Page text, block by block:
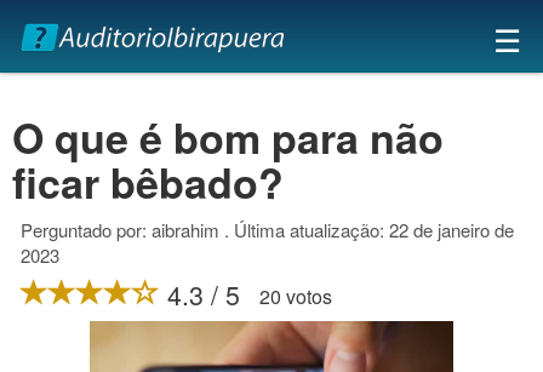
×
☰
O que é bom para não
ficar bêbado?
Perguntado por: aibrahim . Última atualização: 22 de janeiro de
2023
4.3 / 5 20 votos